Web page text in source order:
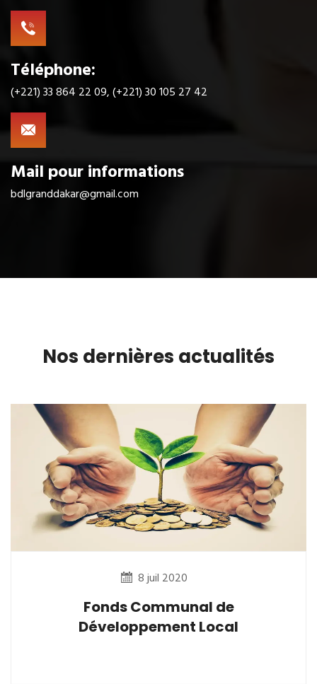
Téléphone:
(+221) 33 864 22 09, (+221) 30 105 27 42
Mail pour informations
bdlgranddakar@gmail.com
Nos dernières actualités
8 juil 2020
Fonds Communal de
Développement Local